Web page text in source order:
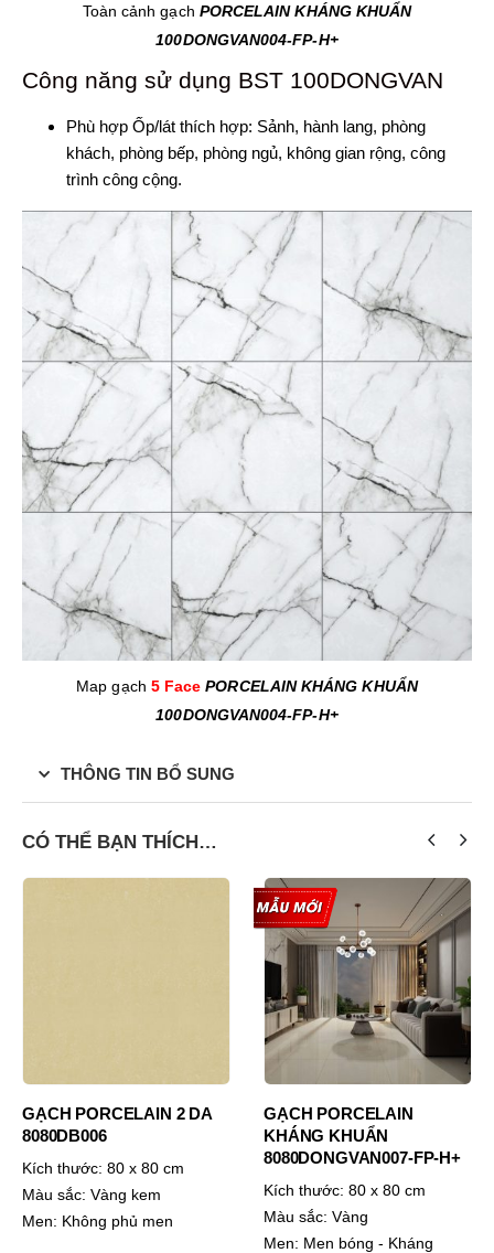
Toàn cảnh gạch PORCELAIN KHÁNG KHUẨN
100DONGVAN004-FP-H+
Công năng sử dụng BST 100DONGVAN
Phù hợp Ốp/lát thích hợp: Sảnh, hành lang, phòng
khách, phòng bếp, phòng ngủ, không gian rộng, công
trình công cộng.
Map gạch 5 Face PORCELAIN KHÁNG KHUẨN
100DONGVAN004-FP-H+
THÔNG TIN BỔ SUNG
CÓ THỂ BẠN THÍCH…
GẠCH PORCELAIN 2 DA
8080DB006
Kích thước: 80 x 80 cm
Màu sắc: Vàng kem
Men: Không phủ men
GẠCH PORCELAIN
KHÁNG KHUẨN
8080DONGVAN007-FP-H+
Kích thước: 80 x 80 cm
Màu sắc: Vàng
Men: Men bóng - Kháng